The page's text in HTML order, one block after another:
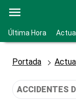
Última Hora
Portada
ACCIDENTES